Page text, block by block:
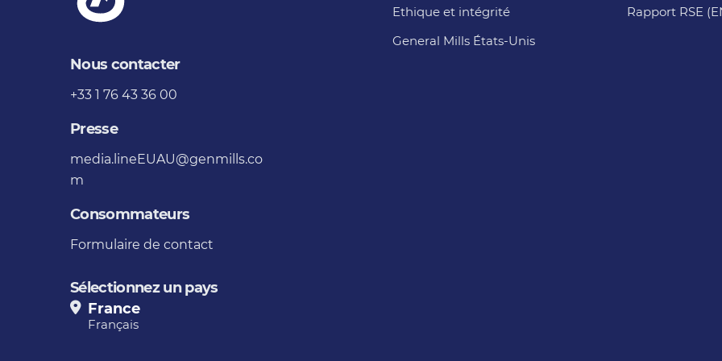
Nous contacter
+33 1 76 43 36 00
Presse
media.lineEUAU@genmills.co
m
Consommateurs
Formulaire de contact
Sélectionnez un pays
France
Français
Ethique et intégrité
General Mills États-Unis
Rapport RSE